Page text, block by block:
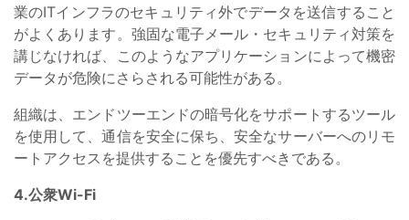
業のITインフラのセキュリティ外でデータを送信すること
がよくあります。強固な電子メール・セキュリティ対策を
講じなければ、このようなアプリケーションによって機密
データが危険にさらされる可能性がある。
組織は、エンドツーエンドの暗号化をサポートするツール
を使用して、通信を安全に保ち、安全なサーバーへのリモ
ートアクセスを提供することを優先すべきである。
4.公衆Wi-Fi